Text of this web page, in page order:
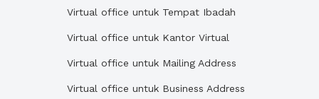
Virtual office untuk Tempat Ibadah
Virtual office untuk Kantor Virtual
Virtual office untuk Mailing Address
Virtual office untuk Business Address